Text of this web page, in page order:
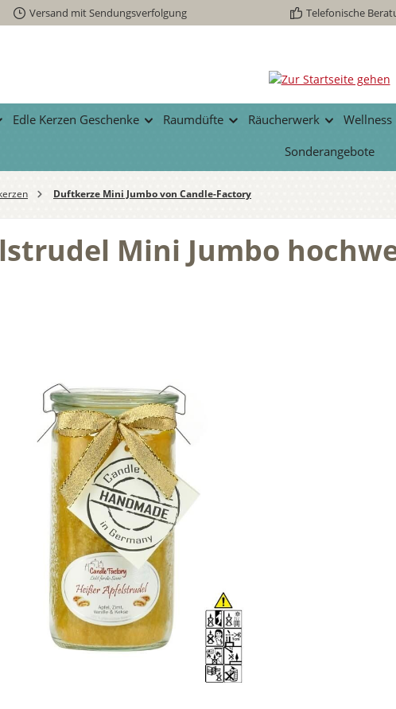
Versand mit Sendungsverfolgung Telefonische
Edle Kerzen Geschenke Raumdüfte Räucherwerk Wellness
Sonderangebote
Duftkerze Mini Jumbo von Candle-Factory
Mini Jumbo